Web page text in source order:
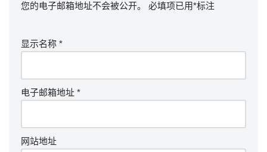
您的电子邮箱地址不会被公开。 必填项已用*标注
显示名称 *
电子邮箱地址 *
网站地址